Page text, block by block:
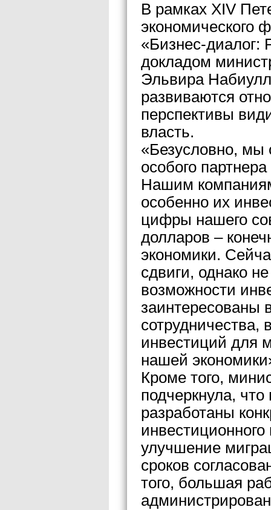
В рамках XIV
экономического
«Бизнес-
докладом
Эльвира
развиваются
перспективы
власть.
«Безусловно,
особого
Нашим
особенно их
цифры нашего
долларов –
экономики.
сдвиги, однако
возможности
заинтересованы
сотрудничества,
инвестиций для
нашей
Кроме того,
подчеркнула,
разработаны
улучшение
сроков
того, большая